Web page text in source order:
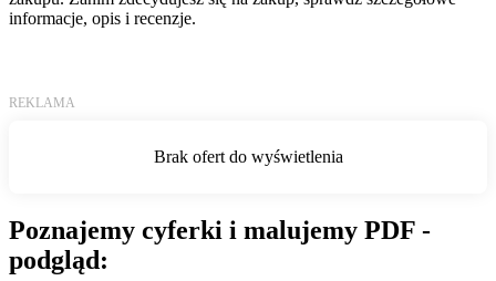
informacje, opis i recenzje.
Poznajemy cyferki i malujemy PDF -
podgląd: